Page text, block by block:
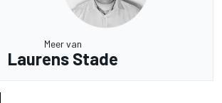
Meer van
Laurens Stade